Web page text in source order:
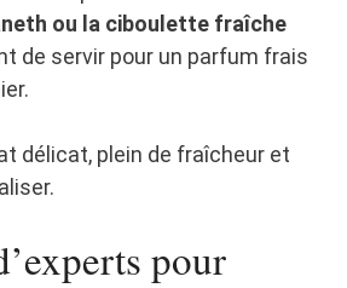
ou la ciboulette fraîche
de servir pour un parfum frais
délicat, plein de fraîcheur et
pour